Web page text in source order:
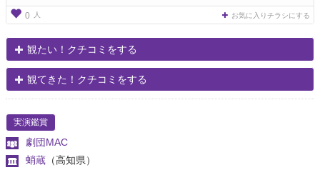
0 人 お気に入りチラシにする
観たい！クチコミをする
観てきた！クチコミをする
実演鑑賞
劇団MAC
蛸蔵 （高知県）